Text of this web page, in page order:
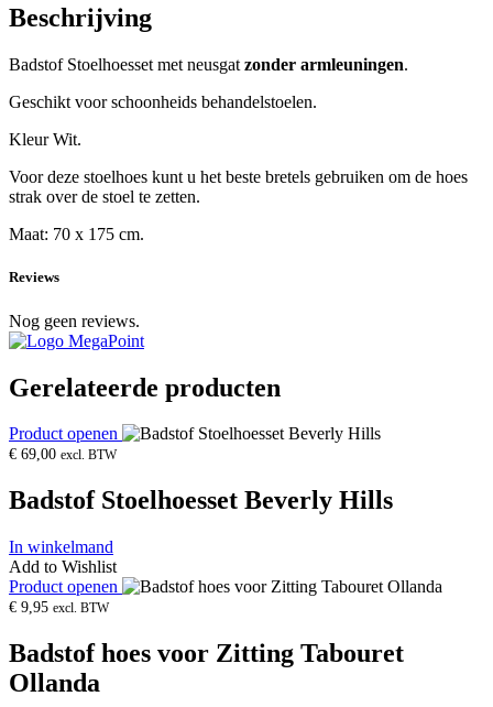
Beschrijving
Badstof Stoelhoesset met neusgat zonder armleuningen.
Geschikt voor schoonheids behandelstoelen.
Kleur Wit.
Voor deze stoelhoes kunt u het beste bretels gebruiken om de hoes
strak over de stoel te zetten.
Maat: 70 x 175 cm.
Reviews
Nog geen reviews.
Gerelateerde producten
Product openen
€ 69,00 excl. BTW
Badstof Stoelhoesset Beverly Hills
In winkelmand
Add to Wishlist
Product openen
€ 9,95 excl. BTW
Badstof hoes voor Zitting Tabouret
Ollanda